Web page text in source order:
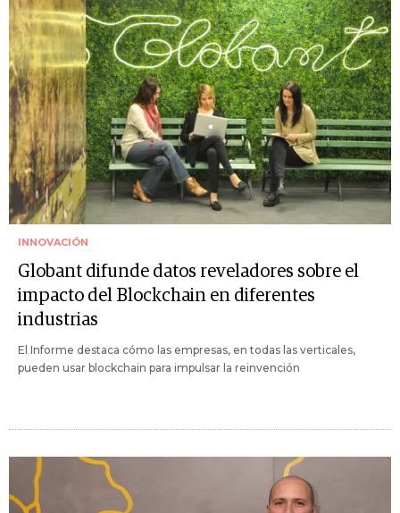
INNOVACIÓN
Globant difunde datos reveladores sobre el
impacto del Blockchain en diferentes
industrias
El Informe destaca cómo las empresas, en todas las verticales,
pueden usar blockchain para impulsar la reinvención